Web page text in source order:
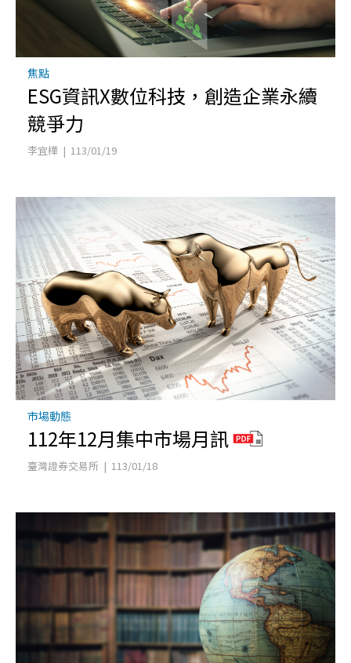
焦點
ESG資訊X數位科技，創造企業永續
競爭力
李宜樺 | 113/01/19
市場動態
112年12月集中市場月訊
臺灣證券交易所 | 113/01/18